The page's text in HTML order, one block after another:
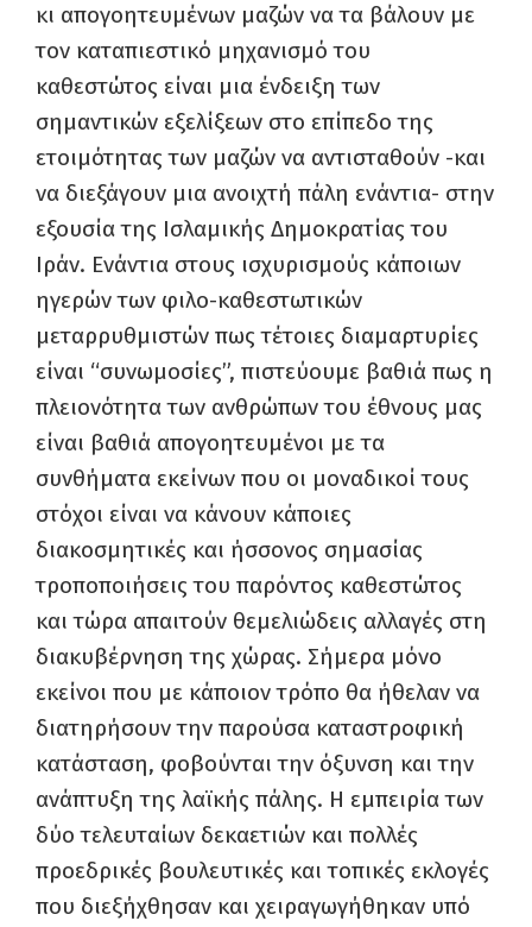
κι απογοητευμένων μαζών να τα βάλουν με
τον καταπιεστικό μηχανισμό του
καθεστώτος είναι μια ένδειξη των
σημαντικών εξελίξεων στο επίπεδο της
ετοιμότητας των μαζών να αντισταθούν -και
να διεξάγουν μια ανοιχτή πάλη ενάντια- στην
εξουσία της Ισλαμικής Δημοκρατίας του
Ιράν. Ενάντια στους ισχυρισμούς κάποιων
ηγερών των φιλο-καθεστωτικών
μεταρρυθμιστών πως τέτοιες διαμαρτυρίες
είναι “συνωμοσίες”, πιστεύουμε βαθιά πως η
πλειονότητα των ανθρώπων του έθνους μας
είναι βαθιά απογοητευμένοι με τα
συνθήματα εκείνων που οι μοναδικοί τους
στόχοι είναι να κάνουν κάποιες
διακοσμητικές και ήσσονος σημασίας
τροποποιήσεις του παρόντος καθεστώτος
και τώρα απαιτούν θεμελιώδεις αλλαγές στη
διακυβέρνηση της χώρας. Σήμερα μόνο
εκείνοι που με κάποιον τρόπο θα ήθελαν να
διατηρήσουν την παρούσα καταστροφική
κατάσταση, φοβούνται την όξυνση και την
ανάπτυξη της λαϊκής πάλης. Η εμπειρία των
δύο τελευταίων δεκαετιών και πολλές
προεδρικές βουλευτικές και τοπικές εκλογές
που διεξήχθησαν και χειραγωγήθηκαν υπό